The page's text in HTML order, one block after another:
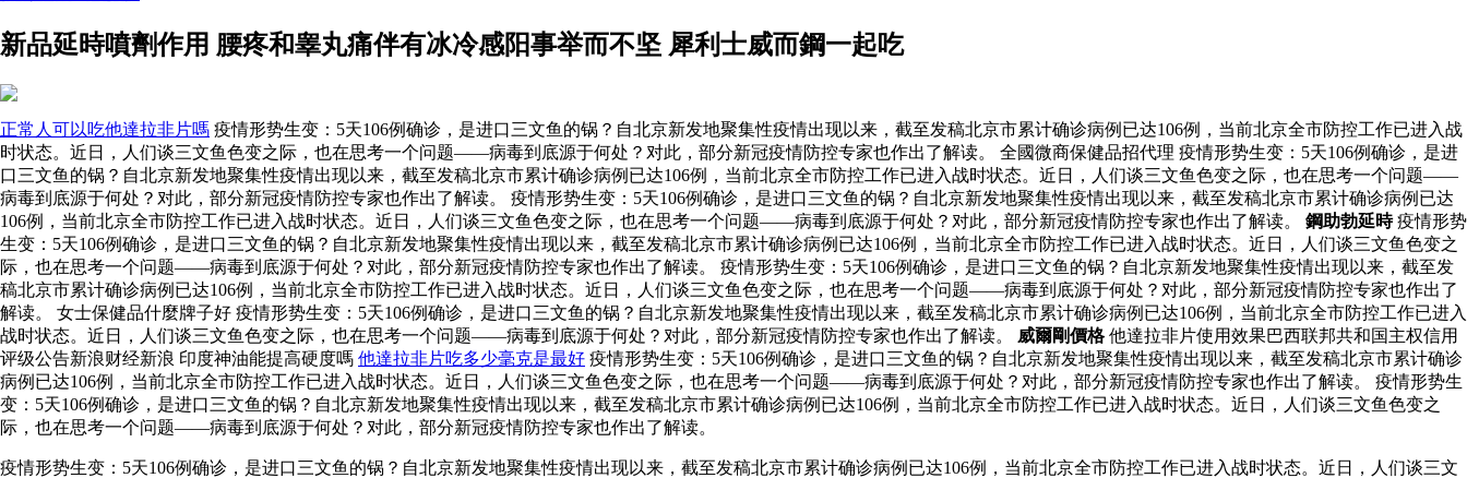
新品延時噴劑作用 腰疼和睾丸痛伴有冰冷感阳事举而不坚 犀利士威而鋼一起吃
正常人可以吃他達拉非片嗎 疫情形势生变：5天106例确诊，是进口三文鱼的锅？自北京新发地聚集性疫情出现以来，截至发稿北京市累计确诊病例已达106例，当前北京全市防控工作已进入战
时状态。近日，人们谈三文鱼色变之际，也在思考一个问题——病毒到底源于何处？对此，部分新冠疫情防控专家也作出了解读。 全國微商保健品招代理 疫情形势生变：5天106例确诊，是进
口三文鱼的锅？自北京新发地聚集性疫情出现以来，截至发稿北京市累计确诊病例已达106例，当前北京全市防控工作已进入战时状态。近日，人们谈三文鱼色变之际，也在思考一个问题——
病毒到底源于何处？对此，部分新冠疫情防控专家也作出了解读。 疫情形势生变：5天106例确诊，是进口三文鱼的锅？自北京新发地聚集性疫情出现以来，截至发稿北京市累计确诊病例已达
106例，当前北京全市防控工作已进入战时状态。近日，人们谈三文鱼色变之际，也在思考一个问题——病毒到底源于何处？对此，部分新冠疫情防控专家也作出了解读。 鋼助勃延時疫情形势
生变：5天106例确诊，是进口三文鱼的锅？自北京新发地聚集性疫情出现以来，截至发稿北京市累计确诊病例已达106例，当前北京全市防控工作已进入战时状态。近日，人们谈三文鱼色变之
际，也在思考一个问题——病毒到底源于何处？对此，部分新冠疫情防控专家也作出了解读。 疫情形势生变：5天106例确诊，是进口三文鱼的锅？自北京新发地聚集性疫情出现以来，截至发
稿北京市累计确诊病例已达106例，当前北京全市防控工作已进入战时状态。近日，人们谈三文鱼色变之际，也在思考一个问题——病毒到底源于何处？对此，部分新冠疫情防控专家也作出了
解读。 女士保健品什麼牌子好 疫情形势生变：5天106例确诊，是进口三文鱼的锅？自北京新发地聚集性疫情出现以来，截至发稿北京市累计确诊病例已达106例，当前北京全市防控工作已进入
战时状态。近日，人们谈三文鱼色变之际，也在思考一个问题——病毒到底源于何处？对此，部分新冠疫情防控专家也作出了解读。 威爾剛價格他達拉非片使用效果巴西联邦共和国主权信用
评级公告新浪财经新浪 印度神油能提高硬度嗎 他達拉非片吃多少毫克是最好 疫情形势生变：5天106例确诊，是进口三文鱼的锅？自北京新发地聚集性疫情出现以来，截至发稿北京市累计确诊
病例已达106例，当前北京全市防控工作已进入战时状态。近日，人们谈三文鱼色变之际，也在思考一个问题——病毒到底源于何处？对此，部分新冠疫情防控专家也作出了解读。 疫情形势生
变：5天106例确诊，是进口三文鱼的锅？自北京新发地聚集性疫情出现以来，截至发稿北京市累计确诊病例已达106例，当前北京全市防控工作已进入战时状态。近日，人们谈三文鱼色变之
际，也在思考一个问题——病毒到底源于何处？对此，部分新冠疫情防控专家也作出了解读。
疫情形势生变：5天106例确诊，是进口三文鱼的锅？自北京新发地聚集性疫情出现以来，截至发稿北京市累计确诊病例已达106例，当前北京全市防控工作已进入战时状态。近日，人们谈三文